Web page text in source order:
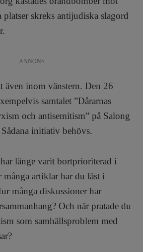
platser skreks antijudiska slagord
ANNONS
även inom vänstern. Den 26
samtalet ”Dårarnas
och antisemitism” på Salong
initiativ behövs.
har länge varit bortprioriterad i
många artiklar har du läst i
många diskussioner har
Och när pratade du
som samhällsproblem med